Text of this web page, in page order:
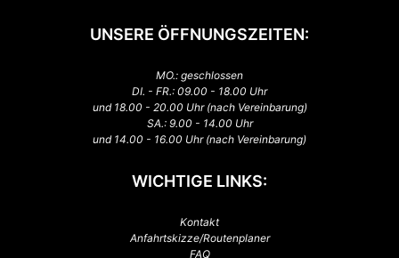
UNSERE ÖFFNUNGSZEITEN:
MO.: geschlossen
DI. - FR.: 09.00 - 18.00 Uhr
und 18.00 - 20.00 Uhr (nach Vereinbarung)
SA.: 9.00 - 14.00 Uhr
und 14.00 - 16.00 Uhr (nach Vereinbarung)
WICHTIGE LINKS:
Kontakt
Anfahrtskizze/Routenplaner
FAQ